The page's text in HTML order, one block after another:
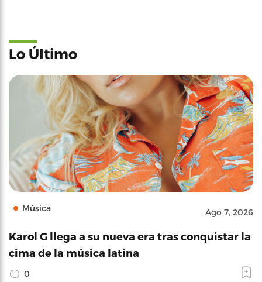
Lo Último
Música Ago 7, 2026
Karol G llega a su nueva era tras conquistar la
cima de la música latina
0